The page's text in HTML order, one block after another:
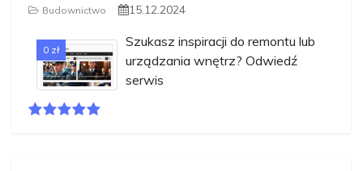
Budownictwo 15.12.2024
0 zł
Szukasz inspiracji do remontu lub
urządzania wnętrz? Odwiedź
serwis